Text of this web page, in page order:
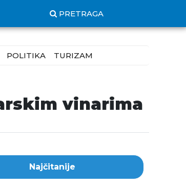
PRETRAGA
POLITIKA TURIZAM
vinarima
Najčitanije